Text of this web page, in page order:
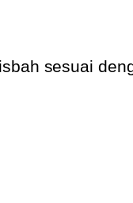
sesuai